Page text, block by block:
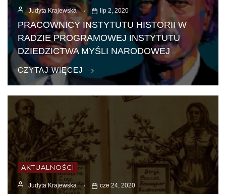
Judyta Krajewska lip 2, 2020
PRACOWNICY INSTYTUTU HISTORII W
RADZIE PROGRAMOWEJ INSTYTUTU
DZIEDZICTWA MYŚLI NARODOWEJ
CZYTAJ WIĘCEJ
AKTUALNOŚCI
Judyta Krajewska cze 24, 2020